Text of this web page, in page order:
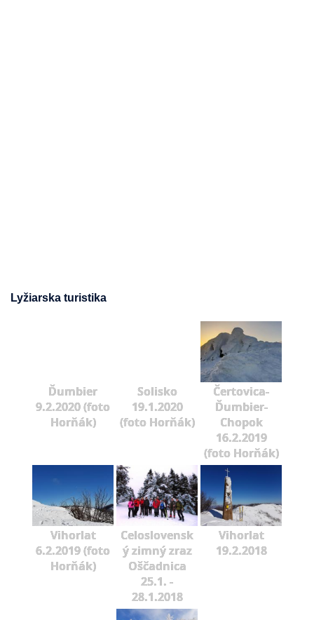
Lyžiarska turistika
Ďumbier
9.2.2020 (foto
Horňák)
Solisko
19.1.2020
(foto Horňák)
Čertovica-
Ďumbier-
Chopok
16.2.2019
(foto Horňák)
Vihorlat
6.2.2019 (foto
Horňák)
Celoslovensk
ý zimný zraz
Oščadnica
25.1. -
28.1.2018
Vihorlat
19.2.2018